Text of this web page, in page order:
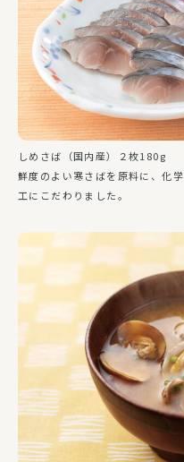
しめさば（国内産）２枚180g
鮮度のよい寒さばを原料に、化
工にこだわりました。